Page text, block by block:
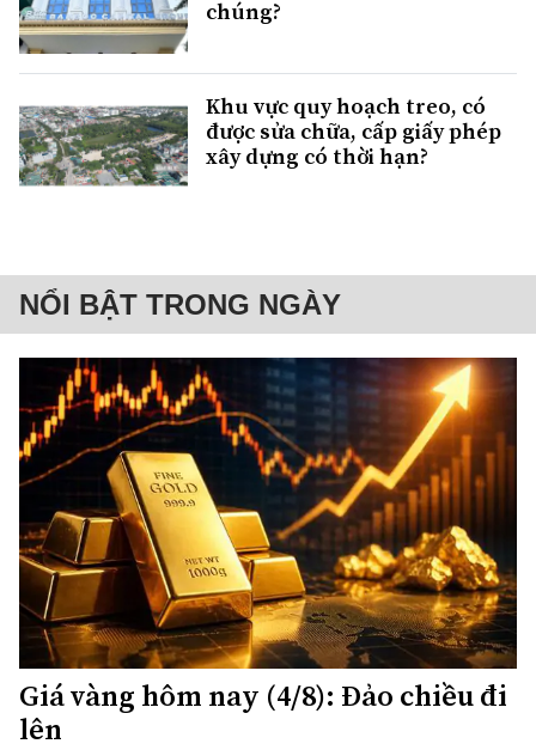
chúng?
Khu vực quy hoạch treo, có
được sửa chữa, cấp giấy phép
xây dựng có thời hạn?
NỔI BẬT TRONG NGÀY
Giá vàng hôm nay (4/8): Đảo chiều đi
lên